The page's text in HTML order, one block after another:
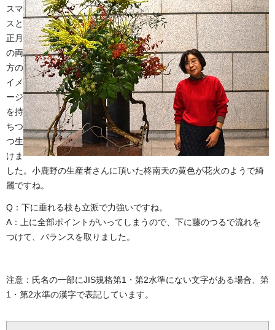
スマ
スと
正月
の両
方の
イメ
ージ
を持
ちつ
つ生
けま
した。小鹿野の生産者さんに頂いた柊南天の黄色が花火のようで綺
麗ですね。
Q：下に垂れる枝も立派で力強いですね。
A：上に全部ポイントがいってしまうので、下に藤のつるで流れを
つけて、バランスを取りました。
注意：氏名の一部にJIS規格第1・第2水準にない文字がある場合、第
1・第2水準の漢字で表記しています。